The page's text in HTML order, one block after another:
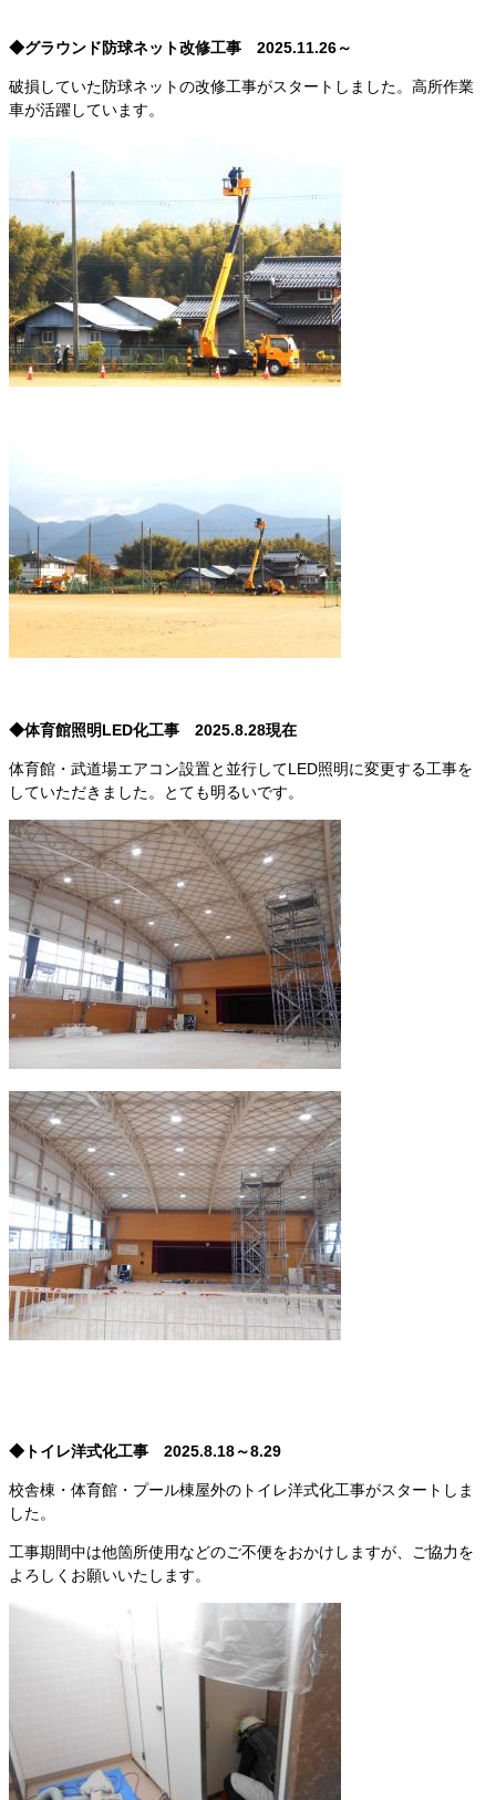
◆グラウンド防球ネット改修工事 2025.11.26～
破損していた防球ネットの改修工事がスタートしました。高所作業
車が活躍しています。
◆体育館照明LED化工事 2025.8.28現在
体育館・武道場エアコン設置と並行してLED照明に変更する工事を
していただきました。とても明るいです。
◆トイレ洋式化工事 2025.8.18～8.29
校舎棟・体育館・プール棟屋外のトイレ洋式化工事がスタートしま
した。
工事期間中は他箇所使用などのご不便をおかけしますが、ご協力を
よろしくお願いいたします。